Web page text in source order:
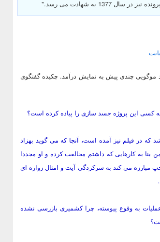
به شهادت می رسد."
موگویی چندی پیش به نمایش درآمد. چکیده گفتگوی
کسی این پروژه جسد سازی را پیاده کرده است؟
در فیلم نیز آمده است، آنجا که می گوید بهزاد
به کارهایی که داشتم مخالفت کرده و او مجددا
مبارزه می کند به سرکردگی آیت و امثال زواره ای
به وقوع پیوسته، چرا کشمیری بازرسی نشده